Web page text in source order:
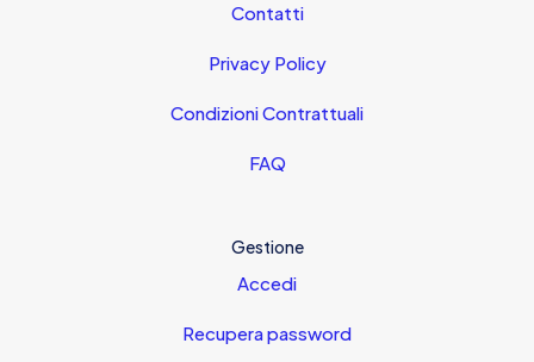
Contatti
Privacy Policy
Condizioni Contrattuali
FAQ
Gestione
Accedi
Recupera password